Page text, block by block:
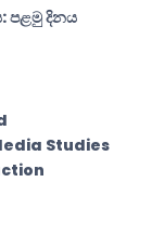
පළමු දිනය
Studies